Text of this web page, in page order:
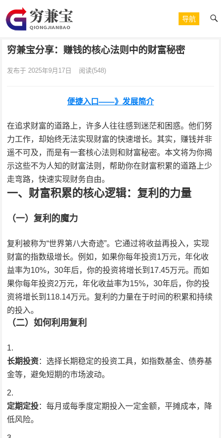
导航
穷兼宝分享：赚钱的核心法则中的财富秘密
发布于 2025年9月17日 阅读(548)
便捷入口——》发展简介
在追求财富的道路上，许多人往往感到迷茫和困惑。他们努
力工作，却始终无法实现财富的快速增长。其实，赚钱并非
遥不可及，而是有一套核心法则和财富秘密。本文将为你揭
示这些不为人知的财富法则，帮助你在财富积累的道路上少
走弯路，快速实现财务自由。
一、财富积累的核心逻辑：复利的力量
（一）复利的魔力
复利被称为“世界第八大奇迹”。它通过将收益再投入，实现
财富的指数级增长。例如，如果你每年投资1万元，年化收
益率为10%，30年后，你的投资将增长到17.45万元。而如
果你每年投资2万元，年化收益率为15%，30年后，你的投
资将增长到118.14万元。复利的力量在于时间的积累和持续
的投入。
（二）如何利用复利
长期投资：选择长期稳定的投资工具，如指数基金、债券基
金等，避免短期的市场波动。
定期定投：每月或每季度定期投入一定金额，平摊成本，降
低风险。